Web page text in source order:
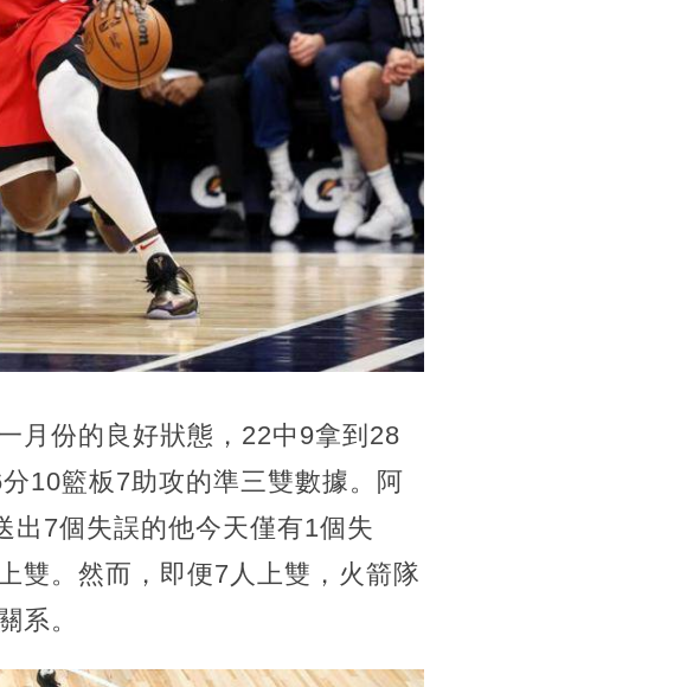
月份的良好狀態，22中9拿到28
10籃板7助攻的準三雙數據。阿
出7個失誤的他今天僅有1個失
雙。然而，即便7人上雙，火箭隊
系。